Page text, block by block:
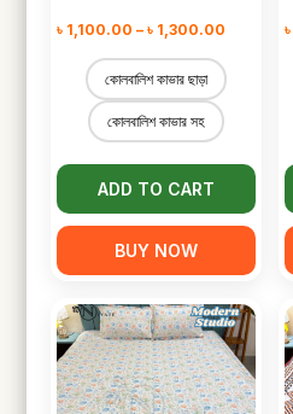
৳ 1,100.00 – ৳ 1,300.00
৳ 1,100.00
কোলবালিশ কাভার ছাড়া
কোলবালিশ কাভার সহ
ADD TO CART
BUY NOW
৳